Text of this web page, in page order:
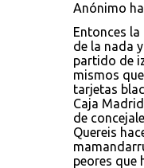
Anónimo
Entonces
de la nada
partido de
mismos
tarjetas
Caja
de
Quereis
peores que